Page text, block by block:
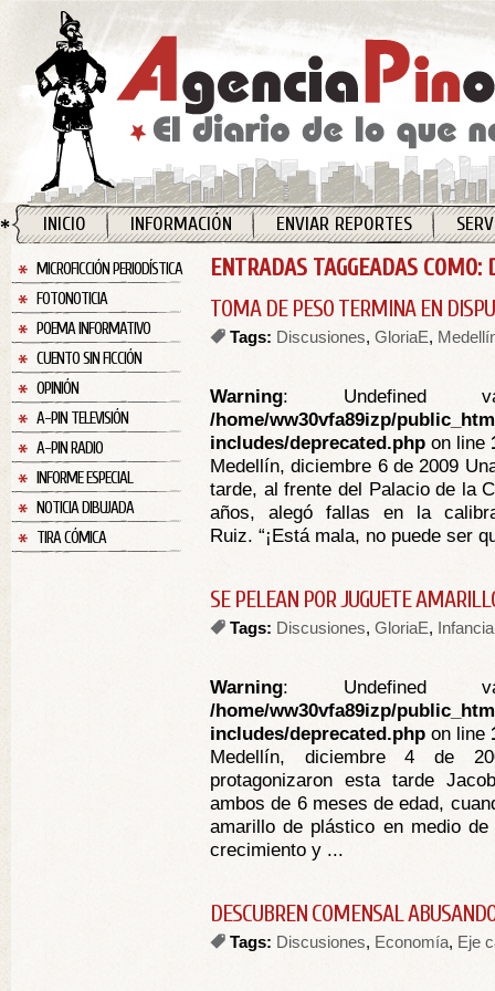
INICIO INFORMACIÓN ENVIAR REPORTES
MICROFICCIÓN PERIODÍSTICA
FOTONOTICIA
POEMA INFORMATIVO
CUENTO SIN FICCIÓN
OPINIÓN
A-PIN TELEVISIÓN
A-PIN RADIO
INFORME ESPECIAL
NOTICIA DIBUJADA
TIRA CÓMICA
ENTRADAS TAGGEADAS COMO:
TOMA DE PESO TERMINA EN
Tags: Discusiones, GloriaE,
Warning: Undefined
/home/ww30vfa89izp/
includes/deprecated.php on line
Medellín, diciembre 6 de 2009
tarde, al frente del Palacio de la
años, alegó fallas en la
Ruiz. “¡Está mala, no puede ser
SE PELEAN POR JUGUETE
Tags: Discusiones, GloriaE, Infancia
Warning: Undefined
/home/ww30vfa89izp/
includes/deprecated.php on line
Medellín, diciembre 4 de
protagonizaron esta tarde
ambos de 6 meses de edad,
amarillo de plástico en medio
crecimiento y ...
DESCUBREN COMENSAL
Tags: Discusiones, Economía, Eje